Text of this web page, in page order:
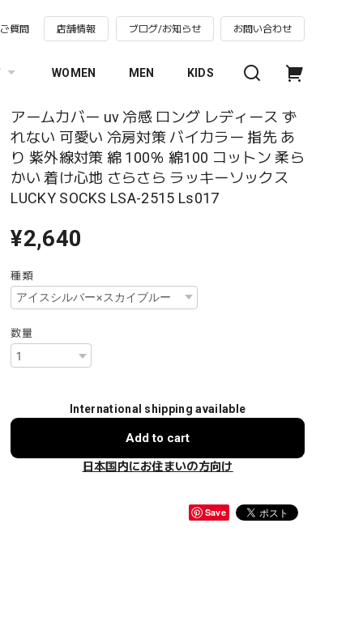
質問 店舗情報 ブログ/お知らせ お問い合わせ
WOMEN MEN KIDS
アームカバー uv 冷感 ロング レディース ず
れない 可愛い 冷房対策 バイカラー 指先 あ
り 紫外線対策 綿 100％ 綿100 コットン 柔ら
かい 着け心地 さらさら ラッキーソックス
LUCKY SOCKS LSA-2515 Ls017
¥2,640
種類
数量
International shipping available
Add to cart
日本国内にお住まいの方向け
Save